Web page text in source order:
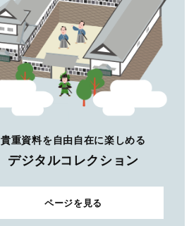
貴重資料を自由自在に楽しめる
デジタルコレクション
ページを見る